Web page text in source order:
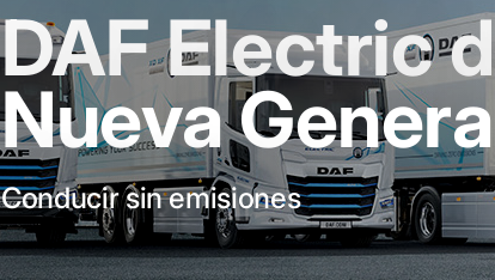
DAF Electric
Nueva
Conducir sin emisiones